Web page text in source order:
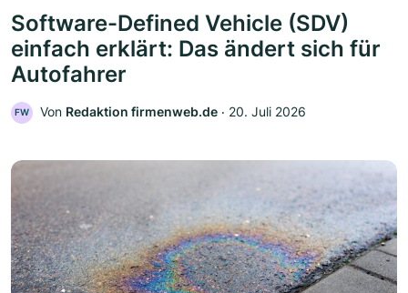
Software-Defined Vehicle (SDV)
einfach erklärt: Das ändert sich für
Autofahrer
FW Von Redaktion firmenweb.de ‧ 20. Juli 2026